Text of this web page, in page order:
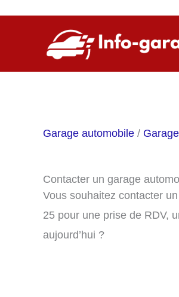
Garage automobile /
Contacter un garage
Vous souhaitez contacter
25 pour une prise de RDV,
aujourd’hui ?